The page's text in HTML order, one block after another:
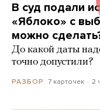
В суд подали
«Яблоко» с
можно
До какой даты
точно допустили?
РАЗБОР 7 карточек 2